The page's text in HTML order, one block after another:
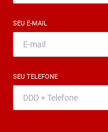
SEU E-MAIL
SEU TELEFONE